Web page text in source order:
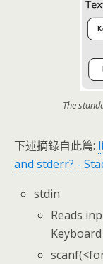
The
下述摘錄自此篇:
and stderr? -
stdin
Reads